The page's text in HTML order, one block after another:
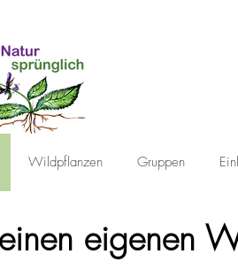
Wildpflanzen Gruppen
eigenen